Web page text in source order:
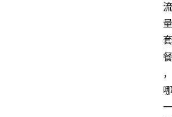
流
量
套
餐
，
哪
一